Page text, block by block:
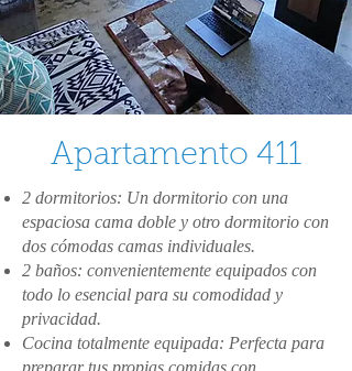
Apartamento 411
2 dormitorios: Un dormitorio con una
espaciosa cama doble y otro dormitorio con
dos cómodas camas individuales.
2 baños: convenientemente equipados con
todo lo esencial para su comodidad y
privacidad.
Cocina totalmente equipada: Perfecta para
preparar tus propias comidas con